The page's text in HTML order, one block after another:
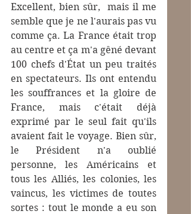
Excellent, bien sûr,  mais il me
semble que je ne l'aurais pas vu
comme ça. La France était trop
au centre et ça m'a gêné devant
100 chefs d'État un peu traités
en spectateurs. Ils ont entendu
les souffrances et la gloire de
France, mais c'était déjà
exprimé par le seul fait qu'ils
avaient fait le voyage. Bien sûr,
le Président n'a oublié
personne, les Américains et
tous les Alliés, les colonies, les
vaincus, les victimes de toutes
sortes : tout le monde a eu son